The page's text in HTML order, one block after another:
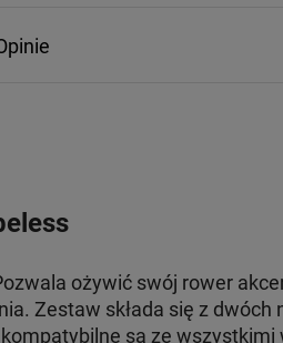
ożywić swój rower
Zestaw składa się z dwóch
są ze wszystkimi